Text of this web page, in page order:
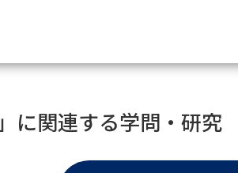
大学・短
」に関連する学問・研究